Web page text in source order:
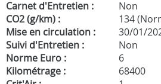
Carnet d'Entretien :
Non
CO2 (g/km) :
134
Mise en circulation :
30/01/
Suivi d'Entretien :
Non
Norme Euro :
6
Kilométrage :
68400